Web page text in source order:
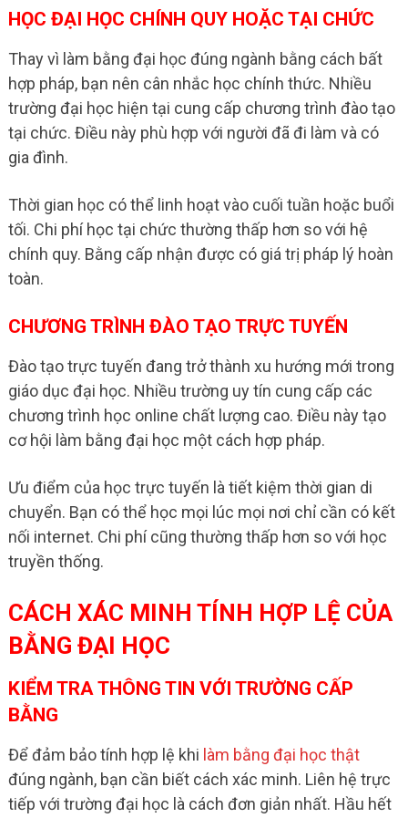
HỌC ĐẠI HỌC CHÍNH QUY HOẶC TẠI CHỨC
Thay vì làm bằng đại học đúng ngành bằng cách bất
hợp pháp, bạn nên cân nhắc học chính thức. Nhiều
trường đại học hiện tại cung cấp chương trình đào tạo
tại chức. Điều này phù hợp với người đã đi làm và có
gia đình.
Thời gian học có thể linh hoạt vào cuối tuần hoặc buổi
tối. Chi phí học tại chức thường thấp hơn so với hệ
chính quy. Bằng cấp nhận được có giá trị pháp lý hoàn
toàn.
CHƯƠNG TRÌNH ĐÀO TẠO TRỰC TUYẾN
Đào tạo trực tuyến đang trở thành xu hướng mới trong
giáo dục đại học. Nhiều trường uy tín cung cấp các
chương trình học online chất lượng cao. Điều này tạo
cơ hội làm bằng đại học một cách hợp pháp.
Ưu điểm của học trực tuyến là tiết kiệm thời gian di
chuyển. Bạn có thể học mọi lúc mọi nơi chỉ cần có kết
nối internet. Chi phí cũng thường thấp hơn so với học
truyền thống.
CÁCH XÁC MINH TÍNH HỢP LỆ CỦA
BẰNG ĐẠI HỌC
KIỂM TRA THÔNG TIN VỚI TRƯỜNG CẤP
BẰNG
Để đảm bảo tính hợp lệ khi làm bằng đại học thật
đúng ngành, bạn cần biết cách xác minh. Liên hệ trực
tiếp với trường đại học là cách đơn giản nhất. Hầu hết